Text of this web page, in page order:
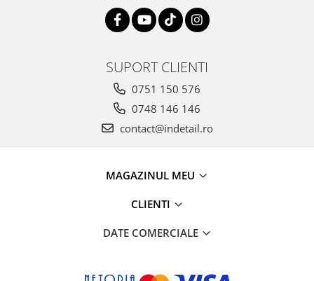
SUPORT CLIENTI
0751 150 576
0748 146 146
contact@indetail.ro
MAGAZINUL MEU
CLIENTI
DATE COMERCIALE